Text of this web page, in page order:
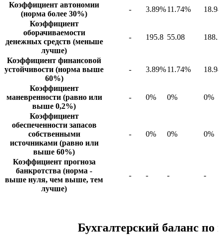
Коэффициент автономии
(норма более 30%)
- 3.89%11.74%
Коэффициент
оборачиваемости
денежных средств (меньше
лучше)
- 195.8 55.08
Коэффициент финансовой
устойчивости (норма выше
60%)
- 3.89%11.74%
Коэффициент
маневренности (равно или
выше 0,2%)
- 0% 0% 0%
Коэффициент
обеспеченности запасов
собственными
источниками (равно или
выше 60%)
- 0% 0% 0%
Коэффициент прогноза
банкротства (норма -
выше нуля, чем выше, тем
лучше)
- - - -
Бухгалтерский баланс по